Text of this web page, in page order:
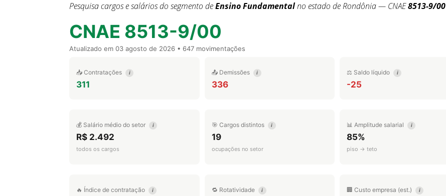
Pesquisa cargos e salários do segmento deEnsino Fundamentalno estado de Rondônia — CNAE8513-9/00
CNAE 8513-9/00
Atualizado em 03 agosto de 2026 • 647 movimentações
📥 Contratações i
311
📤 Demissões i
336
⚖️ Saldo líquido i
-25
💰 Salário médio do setor i
R$ 2.492
todos os cargos
🎯 Cargos distintos i
19
ocupações no setor
📊 Amplitude salarial i
85%
piso → teto
🔥 Índice de contratação i 🔁 Rotatividade i 🏢 Custo empresa (est.) i